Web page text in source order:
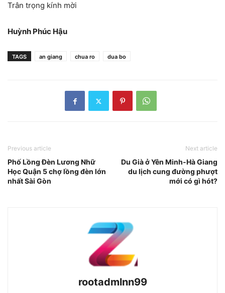
Trân trọng kính mời
Huỳnh Phúc Hậu
TAGS an giang chua ro dua bo
Previous article
Phố Lồng Đèn Lương Nhữ
Học Quận 5 chợ lồng đèn lớn
nhất Sài Gòn
Next article
Du Già ở Yên Minh-Hà Giang
du lịch cung đường phượt
mới có gì hót?
rootadmlnn99